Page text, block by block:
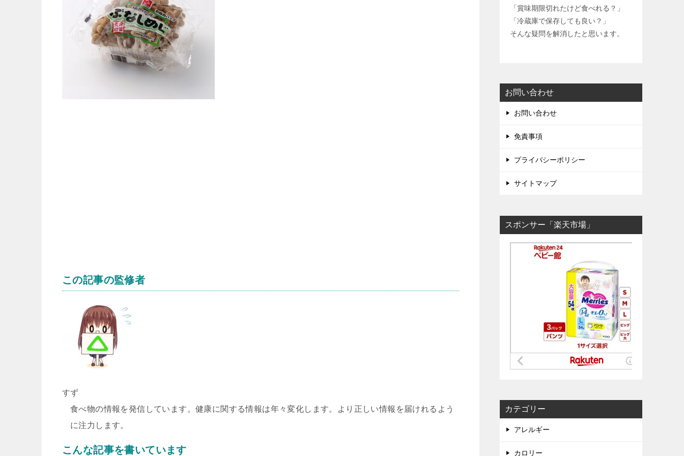
この記事の監修者
すず
食べ物の情報を発信しています。健康に関する情報は年々変化します。より正しい情報を届けれるよう
に注力します。
こんな記事を書いています
「賞味期限切れたけど食べれる？」
「冷蔵庫で保存しても良い？」
そんな疑問を解消したと思います。
お問い合わせ
お問い合わせ
免責事項
プライバシーポリシー
サイトマップ
スポンサー「楽天市場」
カテゴリー
アレルギー
カロリー